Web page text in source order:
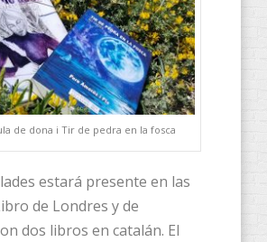
de dona i Tir de pedra en la fosca
estará presente en las
de Londres y de
dos libros en catalán. El